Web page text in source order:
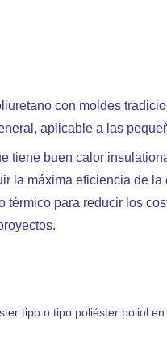
con moldes
aplicable a las
tiene buen calor
la máxima eficiencia de
para reducir los
tipo o tipo poliéster poliol